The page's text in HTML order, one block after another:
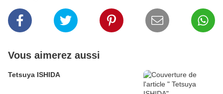
Vous aimerez aussi
Tetsuya ISHIDA